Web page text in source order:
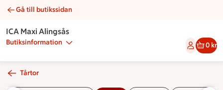
Budapestlängd/bakelse | Catering ICA Maxi Alingsås
Gå till butikssidan
ICA Maxi Alingsås
Butiksinformation 0 kr
Tårtor